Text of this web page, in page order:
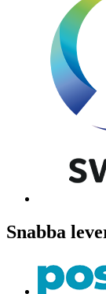
Snabba